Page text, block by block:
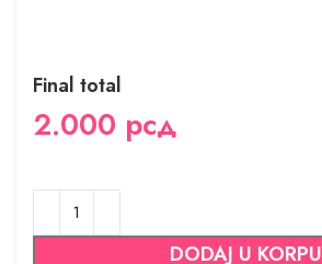
Final total
2.000 рсд
DODAJ U KORPU